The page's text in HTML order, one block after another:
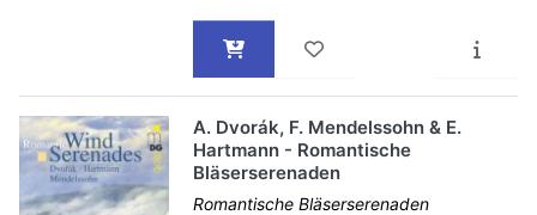
A. Dvorák, F. Mendelssohn & E.
Hartmann - Romantische
Bläserserenaden
Romantische Bläserserenaden